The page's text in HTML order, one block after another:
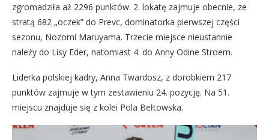
zgromadziła aż 2296 punktów. 2. lokatę zajmuje obecnie, ze
stratą 682 „oczek” do Prevc, dominatorka pierwszej części
sezonu, Nozomi Maruyama. Trzecie miejsce nieustannie
należy do Lisy Eder, natomiast 4. do Anny Odine Stroem.
Liderka polskiej kadry, Anna Twardosz, z dorobkiem 217
punktów zajmuje w tym zestawieniu 24. pozycję. Na 51.
miejscu znajduje się z kolei Pola Bełtowska.